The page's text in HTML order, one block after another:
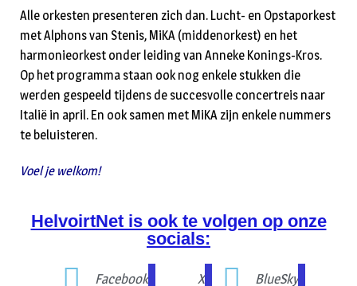
Alle orkesten presenteren zich dan. Lucht- en Opstaporkest
met Alphons van Stenis, MiKA (middenorkest) en het
harmonieorkest onder leiding van Anneke Konings-Kros.
Op het programma staan ook nog enkele stukken die
werden gespeeld tijdens de succesvolle concertreis naar
Italië in april. En ook samen met MiKA zijn enkele nummers
te beluisteren.
Voel je welkom!
HelvoirtNet is ook te volgen op onze
socials:
Facebook X
BlueSky